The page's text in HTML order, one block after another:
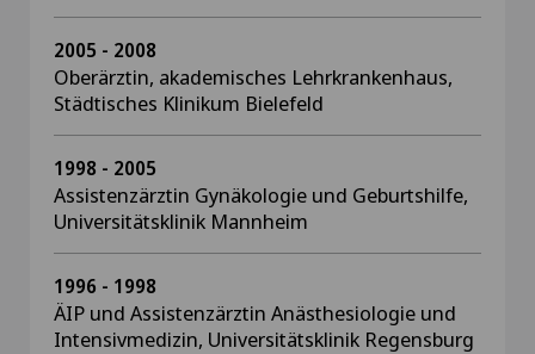
2005 - 2008
Oberärztin, akademisches Lehrkrankenhaus,
Städtisches Klinikum Bielefeld
1998 - 2005
Assistenzärztin Gynäkologie und Geburtshilfe,
Universitätsklinik Mannheim
1996 - 1998
ÄIP und Assistenzärztin Anästhesiologie und
Intensivmedizin, Universitätsklinik Regensburg